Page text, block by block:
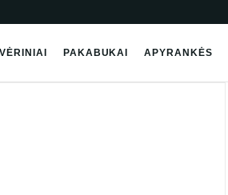
VĖRINIAI PAKABUKAI APYRANKĖS